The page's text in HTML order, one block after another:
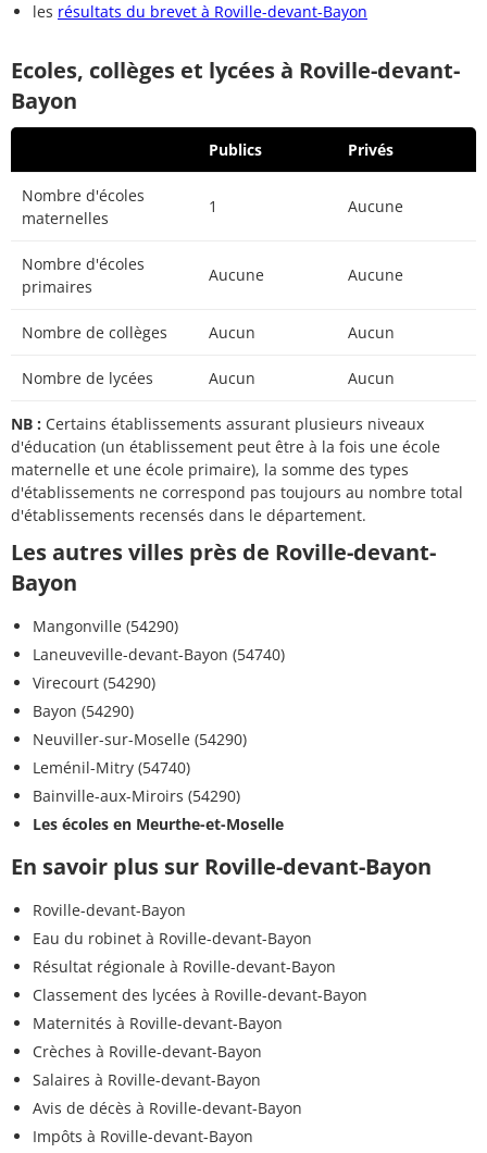
les résultats du brevet à Roville-devant-Bayon
Ecoles, collèges et lycées à Roville-devant-
Bayon
Publics Privés
Nombre d'écoles
maternelles
1 Aucune
Nombre d'écoles
primaires
Aucune Aucune
Nombre de collèges Aucun Aucun
Nombre de lycées Aucun Aucun
NB : Certains établissements assurant plusieurs niveaux
d'éducation (un établissement peut être à la fois une école
maternelle et une école primaire), la somme des types
d'établissements ne correspond pas toujours au nombre total
d'établissements recensés dans le département.
Les autres villes près de Roville-devant-
Bayon
Mangonville (54290)
Laneuveville-devant-Bayon (54740)
Virecourt (54290)
Bayon (54290)
Neuviller-sur-Moselle (54290)
Leménil-Mitry (54740)
Bainville-aux-Miroirs (54290)
Les écoles en Meurthe-et-Moselle
En savoir plus sur Roville-devant-Bayon
Roville-devant-Bayon
Eau du robinet à Roville-devant-Bayon
Résultat régionale à Roville-devant-Bayon
Classement des lycées à Roville-devant-Bayon
Maternités à Roville-devant-Bayon
Crèches à Roville-devant-Bayon
Salaires à Roville-devant-Bayon
Avis de décès à Roville-devant-Bayon
Impôts à Roville-devant-Bayon